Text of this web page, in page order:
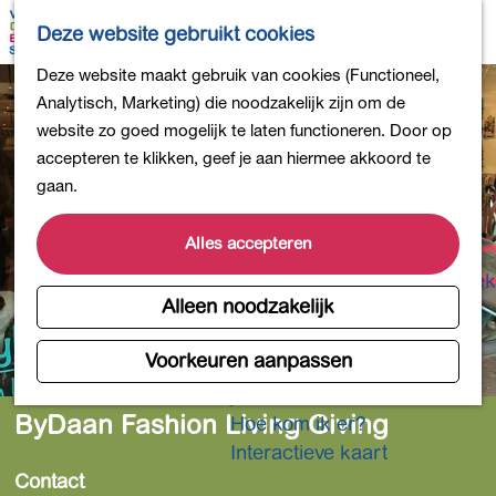
Deze website gebruikt cookies
Deze website maakt gebruik van cookies (Functioneel,
Analytisch, Marketing) die noodzakelijk zijn om de
website zo goed mogelijk te laten functioneren. Door op
accepteren te klikken, geef je aan hiermee akkoord te
gaan.
Alles accepteren
Alleen noodzakelijk
Voorkeuren aanpassen
G
a
n
a
a
r
e
h
o
m
e
K
a
r
t
Z
e
k
e
n
e
n
u
Bollen en Bloemen
Uit eten
DB4daagse - Inschrijven
Kinderactiviteiten
De natuur in
Musea en meer
Producten uit de Bollenstreek
Gezond en actief
Overnachten
Hoe kom ik er?
Interactieve kaart
ByDaan Fashion Living Giving
Contact